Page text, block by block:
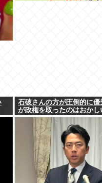
石破さんの方が圧倒的に
が政権を取ったのはおかし